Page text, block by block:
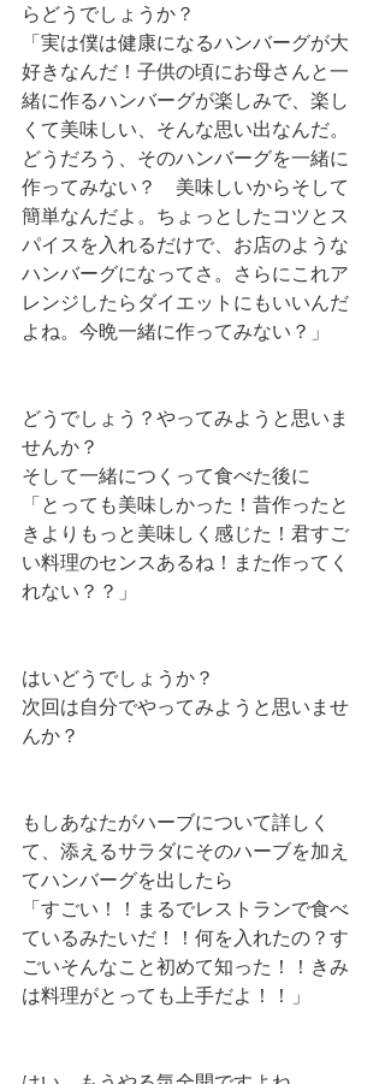
らどうでしょうか？
「実は僕は健康になるハンバーグが大
好きなんだ！子供の頃にお母さんと一
緒に作るハンバーグが楽しみで、楽し
くて美味しい、そんな思い出なんだ。
どうだろう、そのハンバーグを一緒に
作ってみない？　美味しいからそして
簡単なんだよ。ちょっとしたコツとス
パイスを入れるだけで、お店のような
ハンバーグになってさ。さらにこれア
レンジしたらダイエットにもいいんだ
よね。今晩一緒に作ってみない？」
どうでしょう？やってみようと思いま
せんか？
そして一緒につくって食べた後に
「とっても美味しかった！昔作ったと
きよりもっと美味しく感じた！君すご
い料理のセンスあるね！また作ってく
れない？？」
はいどうでしょうか？
次回は自分でやってみようと思いませ
んか？
もしあなたがハーブについて詳しく
て、添えるサラダにそのハーブを加え
てハンバーグを出したら
「すごい！！まるでレストランで食べ
ているみたいだ！！何を入れたの？す
ごいそんなこと初めて知った！！きみ
は料理がとっても上手だよ！！」